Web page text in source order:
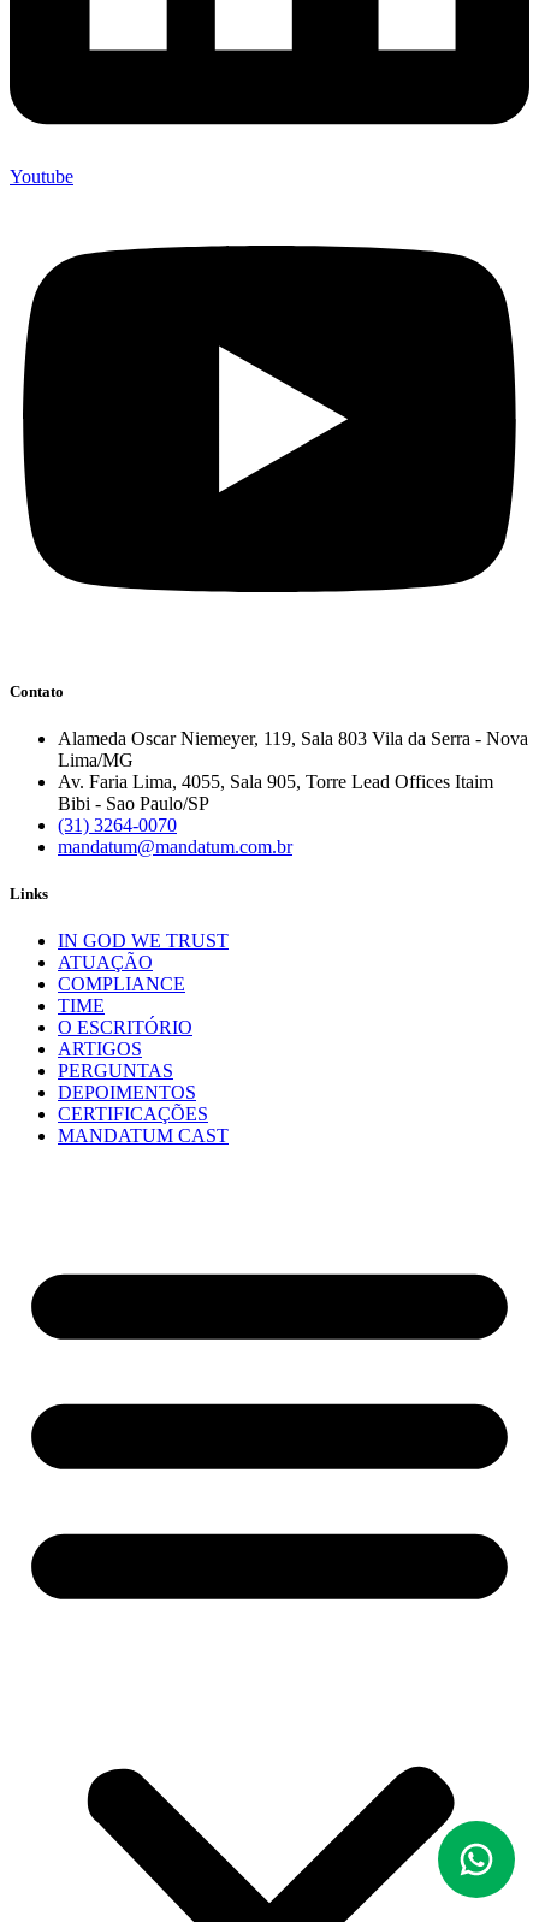
Youtube
Contato
Alameda Oscar Niemeyer, 119, Sala 803 Vila da Serra - Nova
Lima/MG
Av. Faria Lima, 4055, Sala 905, Torre Lead Offices Itaim
Bibi - Sao Paulo/SP
(31) 3264-0070
mandatum@mandatum.com.br
Links
IN GOD WE TRUST
ATUAÇÃO
COMPLIANCE
TIME
O ESCRITÓRIO
ARTIGOS
PERGUNTAS
DEPOIMENTOS
CERTIFICAÇÕES
MANDATUM CAST